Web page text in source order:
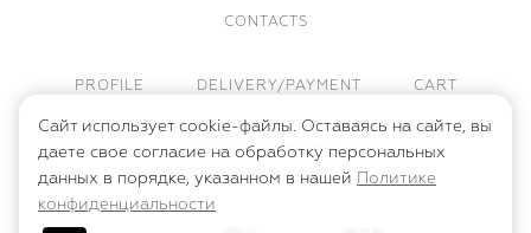
CONTACTS
PROFILE DELIVERY/PAYMENT CART
ПУБЛИЧНАЯ ОФЕРТА
ПОЛИТИКА КОНФИДЕНЦИАЛЬНОСТИ
Сайт использует cookie-файлы. Оставаясь на сайте, вы
даете свое согласие на обработку персональных
данных в порядке, указанном в нашей Политике
конфиденциальности